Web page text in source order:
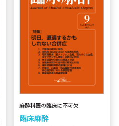
麻酔科医の臨床に不可欠
臨床麻酔